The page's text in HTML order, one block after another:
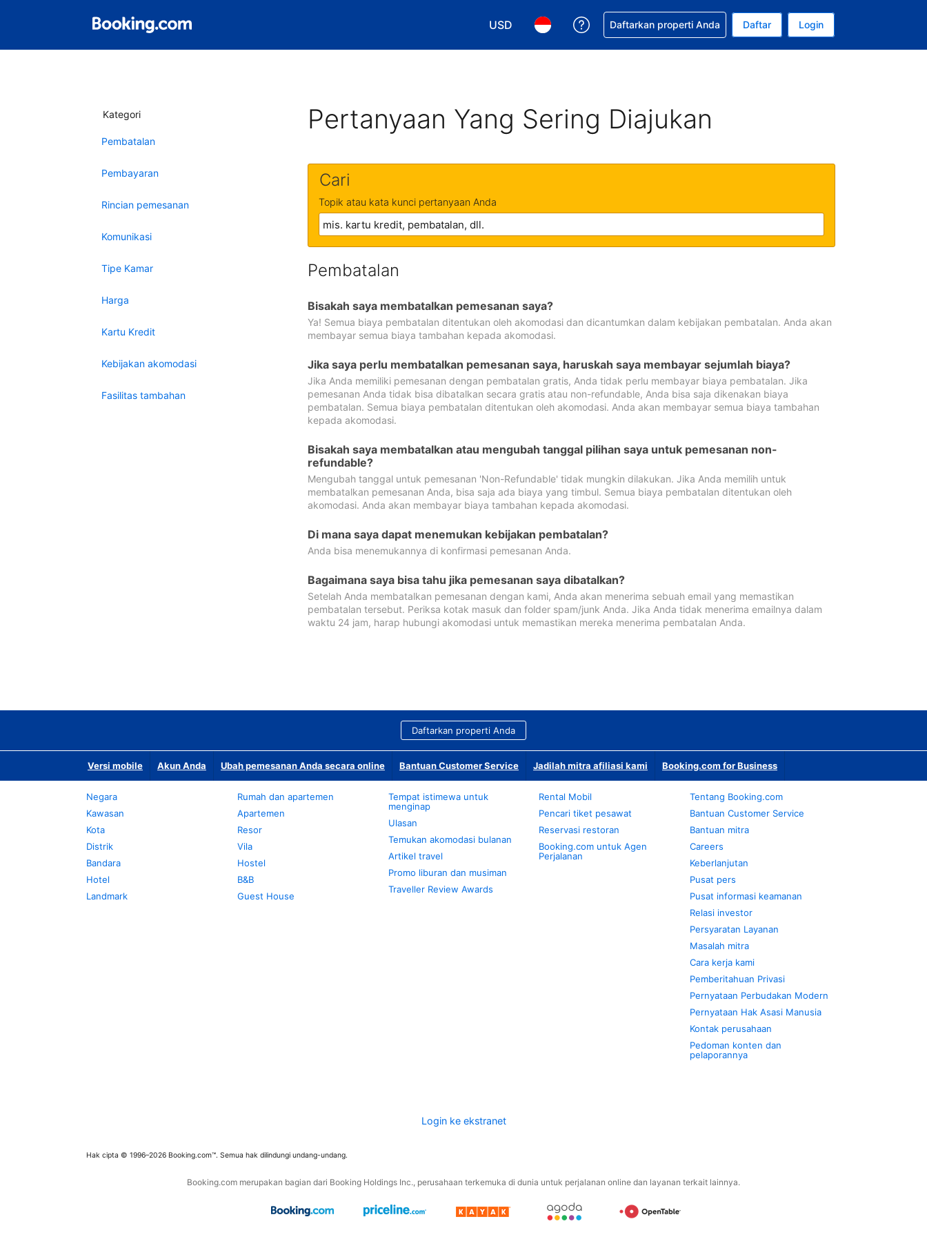
USD
Pilih mata uang Anda. Mata uang Anda saat ini adalah Dolar Amerika Serikat
Pilih bahasa Anda. Bahasa Anda saat ini adalah Bahasa Indonesia
Dapatkan bantuan untuk pemesanan Anda
Daftarkan properti Anda Daftar Login
Kategori
Pembatalan
Pembayaran
Rincian pemesanan
Komunikasi
Tipe Kamar
Harga
Kartu Kredit
Kebijakan akomodasi
Fasilitas tambahan
Pertanyaan Yang Sering Diajukan
Cari
Topik atau kata kunci pertanyaan Anda
Pembatalan
Bisakah saya membatalkan pemesanan saya?
Ya! Semua biaya pembatalan ditentukan oleh akomodasi dan dicantumkan dalam kebijakan pembatalan. Anda akan
membayar semua biaya tambahan kepada akomodasi.
Jika saya perlu membatalkan pemesanan saya, haruskah saya membayar sejumlah biaya?
Jika Anda memiliki pemesanan dengan pembatalan gratis, Anda tidak perlu membayar biaya pembatalan. Jika
pemesanan Anda tidak bisa dibatalkan secara gratis atau non-refundable, Anda bisa saja dikenakan biaya
pembatalan. Semua biaya pembatalan ditentukan oleh akomodasi. Anda akan membayar semua biaya tambahan
kepada akomodasi.
Bisakah saya membatalkan atau mengubah tanggal pilihan saya untuk pemesanan non-
refundable?
Mengubah tanggal untuk pemesanan 'Non-Refundable' tidak mungkin dilakukan. Jika Anda memilih untuk
membatalkan pemesanan Anda, bisa saja ada biaya yang timbul. Semua biaya pembatalan ditentukan oleh
akomodasi. Anda akan membayar biaya tambahan kepada akomodasi.
Di mana saya dapat menemukan kebijakan pembatalan?
Anda bisa menemukannya di konfirmasi pemesanan Anda.
Bagaimana saya bisa tahu jika pemesanan saya dibatalkan?
Setelah Anda membatalkan pemesanan dengan kami, Anda akan menerima sebuah email yang memastikan
pembatalan tersebut. Periksa kotak masuk dan folder spam/junk Anda. Jika Anda tidak menerima emailnya dalam
waktu 24 jam, harap hubungi akomodasi untuk memastikan mereka menerima pembatalan Anda.
Daftarkan properti Anda
Versi mobile Akun Anda Ubah pemesanan Anda secara online Bantuan Customer Service Jadilah mitra afiliasi kami Booking.com for Business
Negara
Kawasan
Kota
Distrik
Bandara
Hotel
Landmark
Rumah dan apartemen
Apartemen
Resor
Vila
Hostel
B&B
Guest House
Tempat istimewa untuk
menginap
Ulasan
Temukan akomodasi bulanan
Artikel travel
Promo liburan dan musiman
Traveller Review Awards
Rental Mobil
Pencari tiket pesawat
Reservasi restoran
Booking.com untuk Agen
Perjalanan
Tentang Booking.com
Bantuan Customer Service
Bantuan mitra
Careers
Keberlanjutan
Pusat pers
Pusat informasi keamanan
Relasi investor
Persyaratan Layanan
Masalah mitra
Cara kerja kami
Pemberitahuan Privasi
Pernyataan Perbudakan Modern
Pernyataan Hak Asasi Manusia
Kontak perusahaan
Pedoman konten dan
pelaporannya
Login ke ekstranet
Hak cipta © 1996–2026 Booking.com™. Semua hak dilindungi undang-undang.
Booking.com merupakan bagian dari Booking Holdings Inc., perusahaan terkemuka di dunia untuk perjalanan online dan layanan terkait lainnya.